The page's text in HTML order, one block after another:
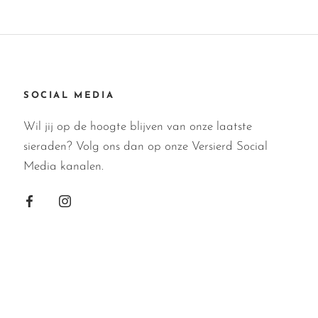
SOCIAL MEDIA
Wil jij op de hoogte blijven van onze laatste
sieraden? Volg ons dan op onze Versierd Social
Media kanalen.